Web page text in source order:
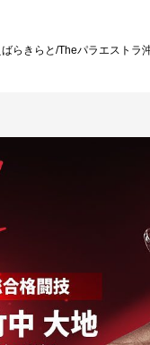
継予定です。皆様応援よろしくお願いします！視聴はコチラから↓gxyt4.app.goo.glMMA planet記事↓https://mmaplanet.jp/121887大会名：Road to ONE: 5th Sexyama Edition開催日：2021年10月5日(火)開場：午後4:30 開始：午後5:00開催地：